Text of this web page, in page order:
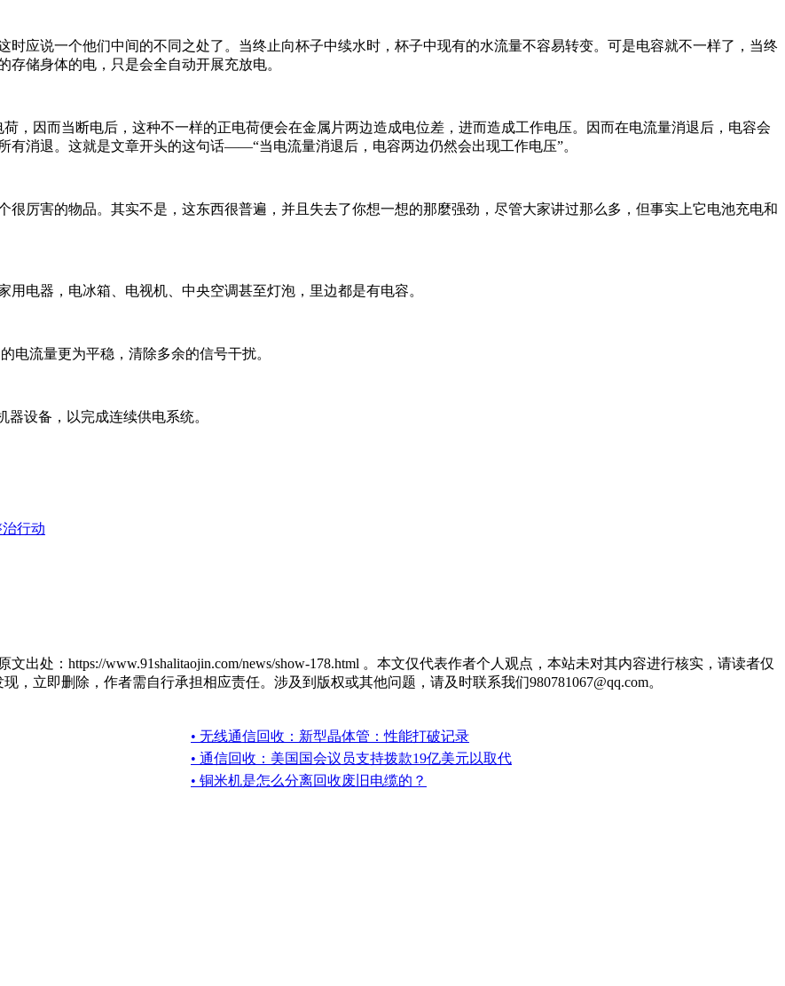
时应说一个他们中间的不同之处了。当终止向杯子中续水时，杯子中现有的水流量不容易转变。可是电容就不一样了，当终
储身体的电，只是会全自动开展充放电。
，因而当断电后，这种不一样的正电荷便会在金属片两边造成电位差，进而造成工作电压。因而在电流量消退后，电容会
消退。这就是文章开头的这句话——“当电流量消退后，电容两边仍然会出现工作电压”。
厉害的物品。其实不是，这东西很普遍，并且失去了你想一想的那麼强劲，尽管大家讲过那么多，但事实上它电池充电和
电器，电冰箱、电视机、中央空调甚至灯泡，里边都是有电容。
电流量更为平稳，清除多余的信号干扰。
设备，以完成连续供电系统。
行动
出处：https://www.91shalitaojin.com/news/show-178.html 。本文仅代表作者个人观点，本站未对其内容进行核实，请读者仅
立即删除，作者需自行承担相应责任。涉及到版权或其他问题，请及时联系我们980781067@qq.com。
• 无线通信回收：新型晶体管：性能打破记录
• 通信回收：美国国会议员支持拨款19亿美元以取代
• 铜米机是怎么分离回收废旧电缆的？